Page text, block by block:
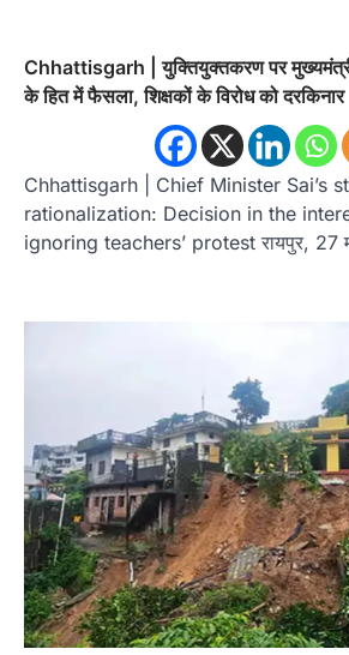
Chhattisgarh | युक्तियुक्तकरण पर
के हित में फैसला, शिक्षकों के विरोध को दरकिनार
Chhattisgarh | Chief Minister Sai’s
rationalization: Decision in the
ignoring teachers’ protest रायपुर, 27